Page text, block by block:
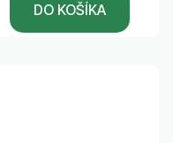
DO KOŠÍKA